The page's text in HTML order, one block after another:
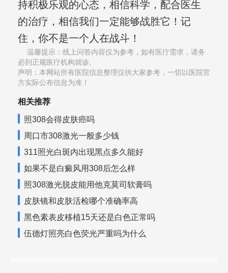
持积极乐观的心态，相信科学，配合医生
的治疗，相信我们一定能够战胜它！记
住，你不是一个人在战斗！
温馨提示：线上问答内容仅为参考，如有医疗需求，请务
必到正规医疗机构就诊,
声明：本网站所有医院信息整理仅供大家参考，一切以医院官
方实际公布信息为准！
相关推荐
照308会得皮肤癌吗
周口市308激光一般多少钱
311照光白斑内出现黑点多久能好
如果不是白癜风用308后怎么样
照308激光脱皮能用他克莫司软膏吗
皮肤镜和皮肤活检哪个准确率高
黑色素表皮移植15天还是白色正常吗
伍德灯照亮白色荧光严重吗为什么